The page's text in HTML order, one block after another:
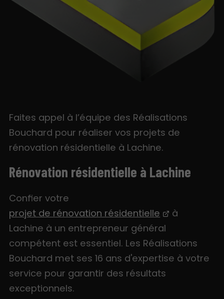
Faites appel à l’équipe des Réalisations
Bouchard pour réaliser vos projets de
rénovation résidentielle à Lachine.
Rénovation résidentielle à Lachine
Confier votre
projet de rénovation résidentielle
à
Lachine à un entrepreneur général
compétent est essentiel. Les Réalisations
Bouchard met ses 16 ans d'expertise à votre
service pour garantir des résultats
exceptionnels.